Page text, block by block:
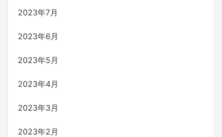
2023年7月
2023年6月
2023年5月
2023年4月
2023年3月
2023年2月